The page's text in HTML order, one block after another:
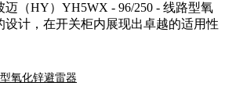
（HY）YH5WX - 96/250 - 线路型氧
设计，在开关柜内展现出卓越的适用性
氧化锌避雷器